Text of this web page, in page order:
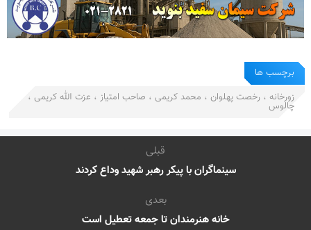
برچسب ها
زورخانه ، رخصت پهلوان ، محمد کریمی ، صاحب امتیاز ، عزت الله کریمی ،
چالوس
قبلی
سینماگران با پیکر رهبر شهید وداع کردند
بعدی
خانه هنرمندان تا جمعه تعطیل است